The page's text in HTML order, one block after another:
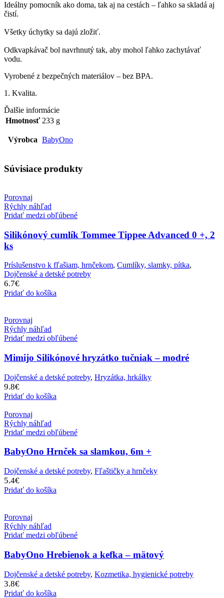
Ideálny pomocník ako doma, tak aj na cestách – ľahko sa skladá aj
čistí.
Všetky úchytky sa dajú zložiť.
Odkvapkávač bol navrhnutý tak, aby mohol ľahko zachytávať
vodu.
Vyrobené z bezpečných materiálov – bez BPA.
1. Kvalita.
Ďalšie informácie
Hmotnosť 233 g
Výrobca BabyOno
Súvisiace produkty
Porovnaj
Rýchly náhľad
Pridať medzi obľúbené
Silikónový cumlík Tommee Tippee Advanced 0 +, 2
ks
Príslušenstvo k fľašiam, hrnčekom, Cumlíky, slamky, pítka,
Dojčenské a detské potreby
6.7€
Pridať do košíka
Porovnaj
Rýchly náhľad
Pridať medzi obľúbené
Mimijo Silikónové hryzátko tučniak – modré
Dojčenské a detské potreby, Hryzátka, hrkálky
9.8€
Pridať do košíka
Porovnaj
Rýchly náhľad
Pridať medzi obľúbené
BabyOno Hrnček sa slamkou, 6m +
Dojčenské a detské potreby, Fľaštičky a hrnčeky
5.4€
Pridať do košíka
Porovnaj
Rýchly náhľad
Pridať medzi obľúbené
BabyOno Hrebienok a kefka – mätový
Dojčenské a detské potreby, Kozmetika, hygienické potreby
3.8€
Pridať do košíka